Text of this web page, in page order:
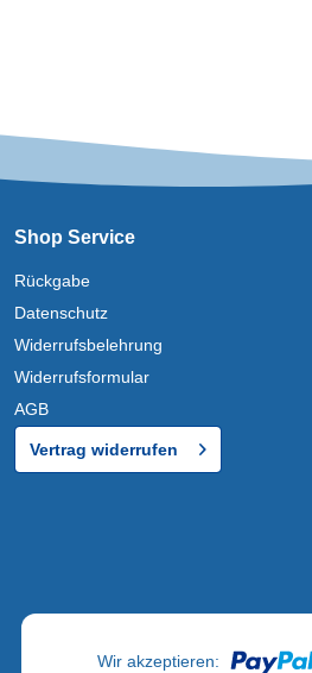
Shop Service
Rückgabe
Datenschutz
Widerrufsbelehrung
Widerrufsformular
AGB
Vertrag widerrufen